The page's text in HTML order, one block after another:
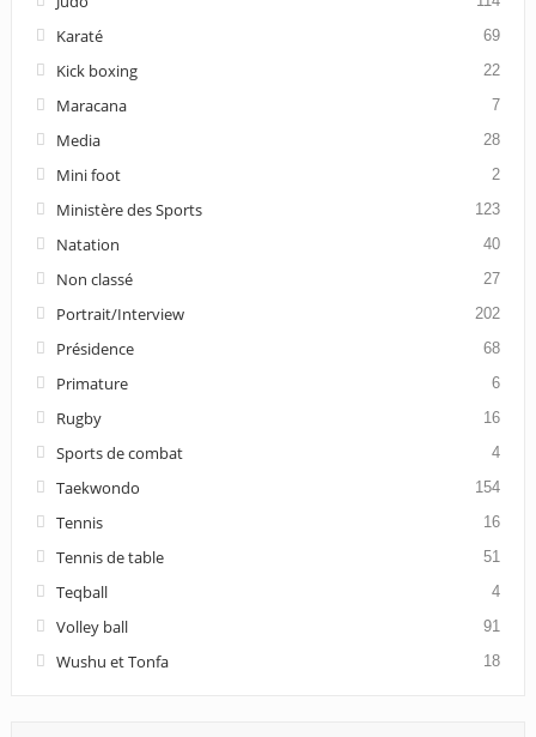
Karaté 69
Kick boxing 22
Maracana 7
Media 28
Mini foot 2
Ministère des Sports 123
Natation 40
Non classé 27
Portrait/Interview 202
Présidence 68
Primature 6
Rugby 16
Sports de combat 4
Taekwondo 154
Tennis 16
Tennis de table 51
Teqball 4
Volley ball 91
Wushu et Tonfa 18